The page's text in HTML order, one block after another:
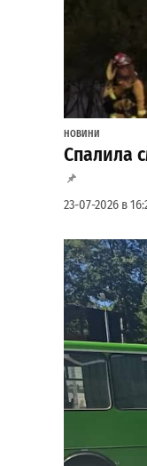
НОВИНИ
Спалила
23-07-2026 в